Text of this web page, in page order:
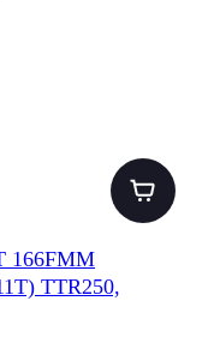
166FMM
TTR250,